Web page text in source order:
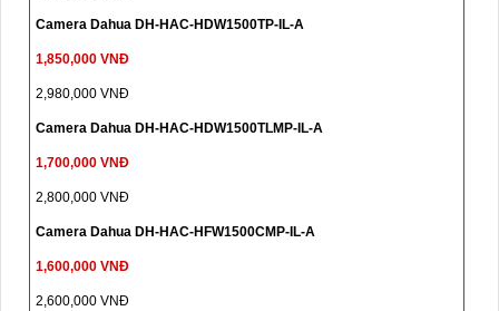
Camera Dahua DH-HAC-HDW1500TP-IL-A
1,850,000 VNĐ
2,980,000 VNĐ
Camera Dahua DH-HAC-HDW1500TLMP-IL-A
1,700,000 VNĐ
2,800,000 VNĐ
Camera Dahua DH-HAC-HFW1500CMP-IL-A
1,600,000 VNĐ
2,600,000 VNĐ